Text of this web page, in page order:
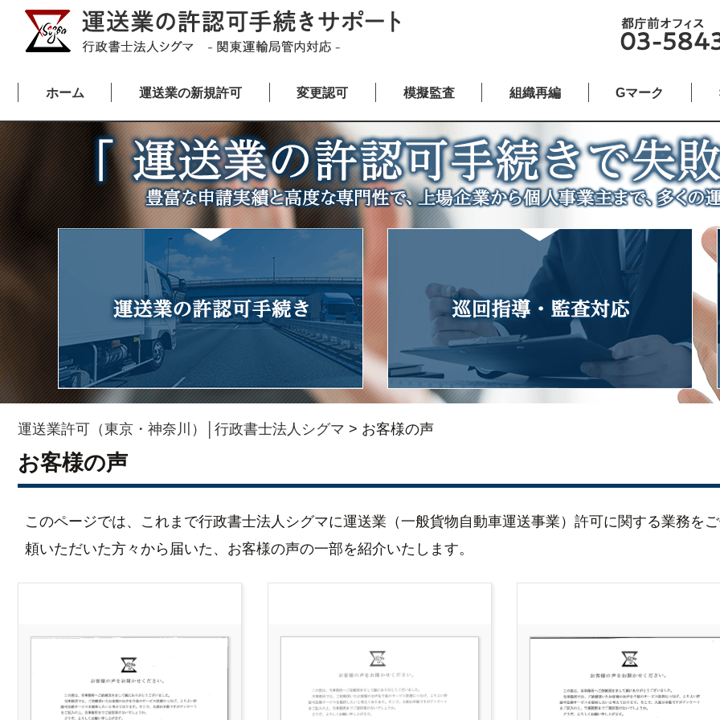
ホーム 運送業の新規許可 変更認可 模擬監査 組織再編 Gマーク
運送業許可（東京・神奈川）│行政書士法人シグマ > お客様の声
お客様の声
このページでは、これまで行政書士法人シグマに運送業（一般貨物自動車運送事業）許可に関する業務を
頼いただいた方々から届いた、お客様の声の一部を紹介いたします。